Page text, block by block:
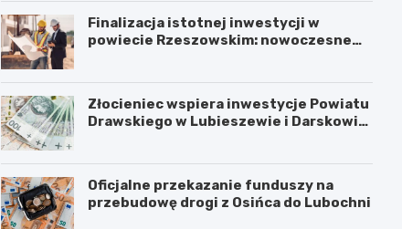
Finalizacja istotnej inwestycji w
powiecie Rzeszowskim: nowoczesne
Złocieniec wspiera inwestycje Powiatu
Drawskiego w Lubieszewie i Darskowie
Oficjalne przekazanie funduszy na
przebudowę drogi z Osińca do Lubochni